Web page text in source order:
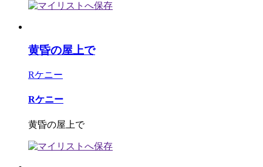
黄昏の屋上で
Rケニー
Rケニー
黄昏の屋上で